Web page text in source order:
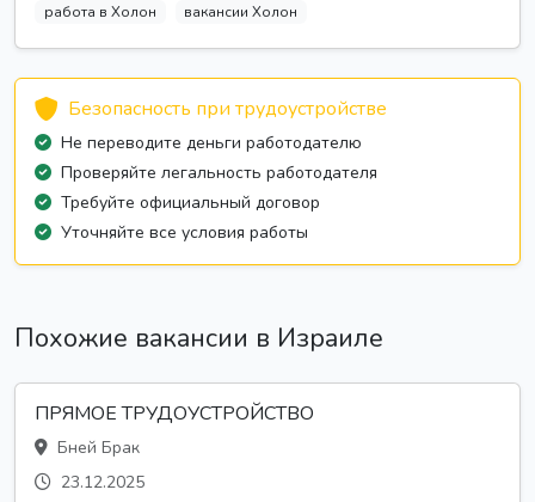
работа в Холон
вакансии Холон
Безопасность при трудоустройстве
Не переводите деньги работодателю
Проверяйте легальность работодателя
Требуйте официальный договор
Уточняйте все условия работы
Похожие вакансии в Израиле
ПРЯМОЕ ТРУДОУСТРОЙСТВО
Бней Брак
23.12.2025